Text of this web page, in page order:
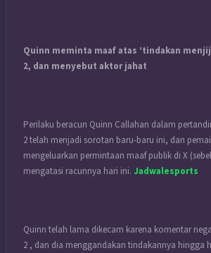
Quinn meminta maaf atas ‘tindakan
2, dan menyebut aktor jahat
Perilaku beracun Quinn Callahan dalam
2 telah menjadi sorotan baru-baru ini, dan
mengeluarkan permintaan maaf publik di X
mengatasi racunnya hari ini. Jadwalesports
Quinn telah lama dikecam karena komentar
2 , dan dia menggandakan tindakannya hingga